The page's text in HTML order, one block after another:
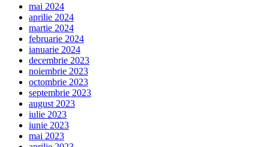
mai 2024
aprilie 2024
martie 2024
februarie 2024
ianuarie 2024
decembrie 2023
noiembrie 2023
octombrie 2023
septembrie 2023
august 2023
iulie 2023
iunie 2023
mai 2023